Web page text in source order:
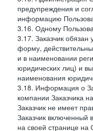
предупреждения и
информацию
3.16. Одному
3.17. Заказчик
форму,
и в наименовании
юридических лиц) и
наименования
3.18. Информация о
компании Заказчика
Заказчик не имеет
Заказчик включенный
на своей странице на